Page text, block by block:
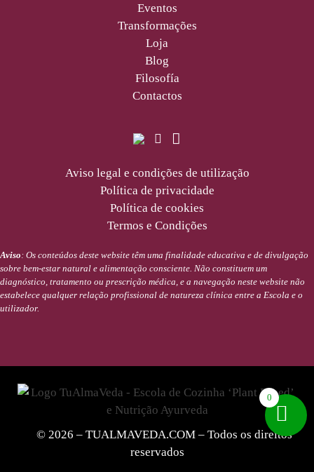
Eventos
Transformações
Loja
Blog
Filosofía
Contactos
Aviso legal e condições de utilização
Política de privacidade
Política de cookies
Termos e Condições
Aviso : Os conteúdos deste website têm uma finalidade educativa e de divulgação
sobre bem-estar natural e alimentação consciente. Não constituem um
diagnóstico, tratamento ou prescrição médica, e a navegação neste website não
estabelece qualquer relação profissional de natureza clínica entre a Escola e o
utilizador.
© 2026 – TUALMAVEDA.COM – Todos os direitos
reservados
0